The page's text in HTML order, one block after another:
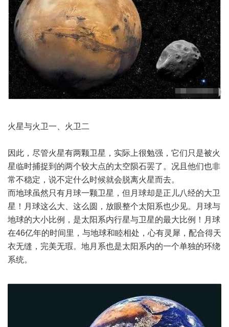
火星与火卫一、火卫二
因此，尽管火星有两颗卫星，实际上很勉强，它们只是被火
星临时捕捉到的两个较大点的太空陨石罢了。况且他们也非
常不稳定，说不定什么时候就会脱离火星而去。
而地球虽然只有月球一颗卫星，但月球却是正儿八经的大卫
星！月球这么大、这么圆，放眼整个太阳系也少见。月球与
地球的大小比例，是太阳系内行星与卫星的最大比例！月球
在46亿年的时间里，与地球和睦相处，心有灵犀，配合得天
衣无缝，完美无瑕。地月系也是太阳系内的一个单独的环绕
系统。